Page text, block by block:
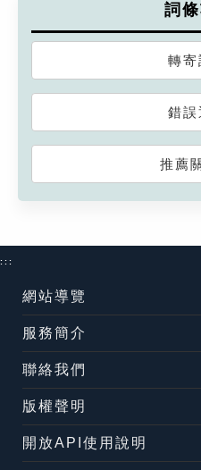
詞
轉寄
錯誤
推薦
:::
網站導覽
服務簡介
聯絡我們
版權聲明
開放API使用說明